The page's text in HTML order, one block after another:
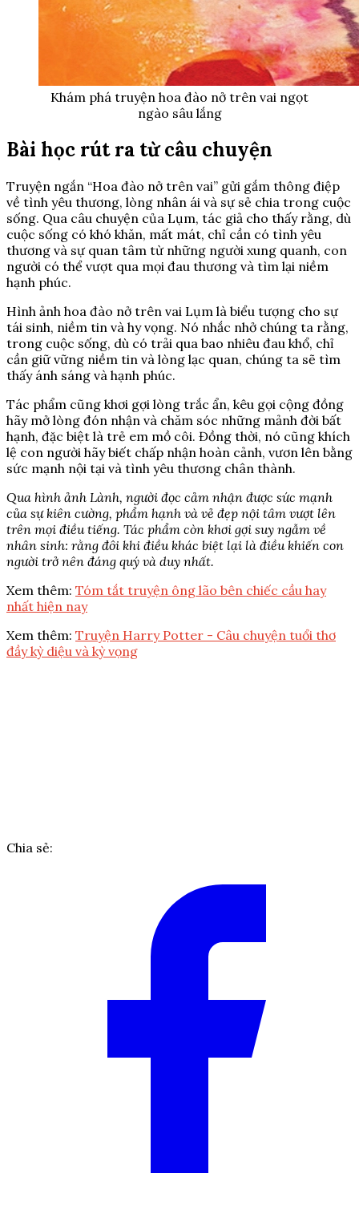
Khám phá truyện hoa đào nở trên vai ngọt
ngào sâu lắng
Bài học rút ra từ câu chuyện
Truyện ngắn “Hoa đào nở trên vai” gửi gắm thông điệp
về tình yêu thương, lòng nhân ái và sự sẻ chia trong cuộc
sống. Qua câu chuyện của Lụm, tác giả cho thấy rằng, dù
cuộc sống có khó khăn, mất mát, chỉ cần có tình yêu
thương và sự quan tâm từ những người xung quanh, con
người có thể vượt qua mọi đau thương và tìm lại niềm
hạnh phúc.
Hình ảnh hoa đào nở trên vai Lụm là biểu tượng cho sự
tái sinh, niềm tin và hy vọng. Nó nhắc nhở chúng ta rằng,
trong cuộc sống, dù có trải qua bao nhiêu đau khổ, chỉ
cần giữ vững niềm tin và lòng lạc quan, chúng ta sẽ tìm
thấy ánh sáng và hạnh phúc.
Tác phẩm cũng khơi gợi lòng trắc ẩn, kêu gọi cộng đồng
hãy mở lòng đón nhận và chăm sóc những mảnh đời bất
hạnh, đặc biệt là trẻ em mồ côi. Đồng thời, nó cũng khích
lệ con người hãy biết chấp nhận hoàn cảnh, vươn lên bằng
sức mạnh nội tại và tình yêu thương chân thành.
Qua hình ảnh Lành, người đọc cảm nhận được sức mạnh
của sự kiên cường, phẩm hạnh và vẻ đẹp nội tâm vượt lên
trên mọi điều tiếng. Tác phẩm còn khơi gợi suy ngẫm về
nhân sinh: rằng đôi khi điều khác biệt lại là điều khiến con
người trở nên đáng quý và duy nhất.
Xem thêm: Tóm tắt truyện ông lão bên chiếc cầu hay
nhất hiện nay
Xem thêm: Truyện Harry Potter - Câu chuyện tuổi thơ
đầy kỳ diệu và kỳ vọng
Chia sẻ: